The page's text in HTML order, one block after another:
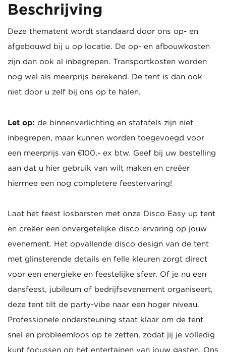
Beschrijving
Deze thematent wordt standaard door ons op- en
afgebouwd bij u op locatie. De op- en afbouwkosten
zijn dan ook al inbegrepen. Transportkosten worden
nog wel als meerprijs berekend. De tent is dan ook
niet door u zelf bij ons op te halen.
Let op: de binnenverlichting en statafels zijn niet
inbegrepen, maar kunnen worden toegevoegd voor
een meerprijs van €100,- ex btw. Geef bij uw bestelling
aan dat u hier gebruik van wilt maken en creëer
hiermee een nog completere feestervaring!
Laat het feest losbarsten met onze Disco Easy up tent
en creëer een onvergetelijke disco-ervaring op jouw
evenement. Het opvallende disco design van de tent
met glinsterende details en felle kleuren zorgt direct
voor een energieke en feestelijke sfeer. Of je nu een
dansfeest, jubileum of bedrijfsevenement organiseert,
deze tent tilt de party-vibe naar een hoger niveau.
Professionele ondersteuning staat klaar om de tent
snel en probleemloos op te zetten, zodat jij je volledig
kunt focussen op het entertainen van jouw gasten. Ons